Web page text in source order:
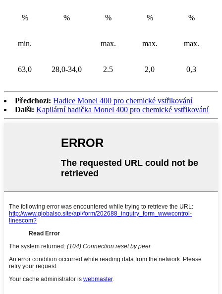
% % % % %
min. max. max. max.
63,0 28,0-34,0 2.5 2,0 0,3
Předchozí: Hadice Monel 400 pro chemické vstřikování
Další: Kapilární hadička Monel 400 pro chemické vstřikování